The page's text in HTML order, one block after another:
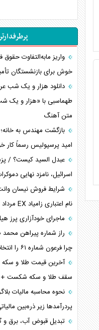
چرا کویت به دنبال
اعتراف غرب به قدرت
خطای راهبردی ترامپ
متن و حاشیه سفر
نقش راهبردی ایران در
فضای مجازی، چالش
پیامدهای خطرناک حمله
تجارت خارجی، تحریم و
خوش برای بازنشستگان
دانلود هزار و یک شب
طهماسبی با «هزار و یک
متن آهنگ
بازگشت مهندس به
امید پرسپولیس رسماً کار
عبدل السید کیست؟ /
اسرائیل، نامزد نهایی
شرایط فروش نیسان
نام اعتباری زامیاد EX مرداد ۱۴۰۵
ماجرای خودآزاری پرز
راز شماره پیراهن
چرا فرعون شماره ۶۱ را انتخاب کرد؟
سقف طلا و سکه شکست
نحوه محاسبه مالیات
پردرآمد‌ها زیر ذره‌بین
تبدیل قبوض آب، برق و